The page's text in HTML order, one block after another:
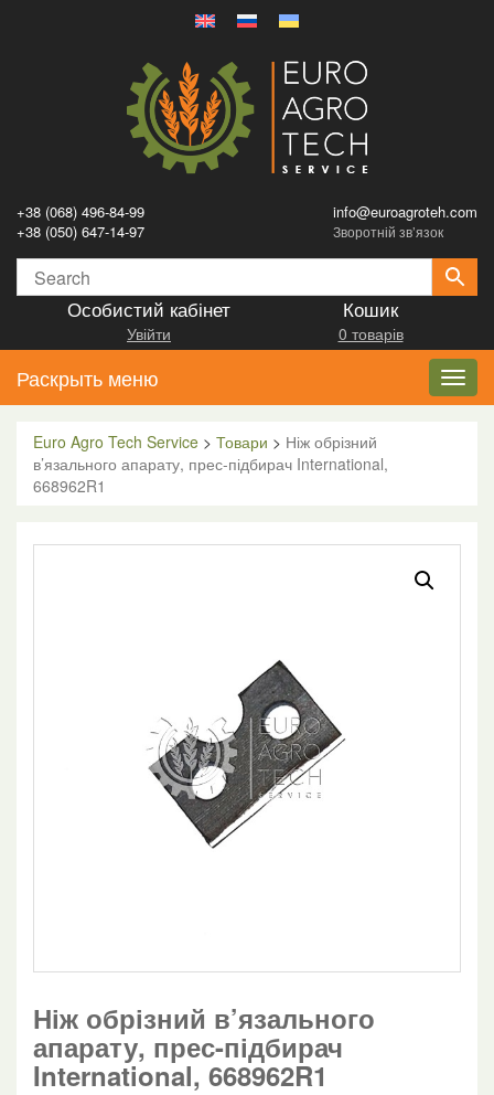
+38 (068) 496-84-99
+38 (050) 647-14-97
info@euroagroteh.com
Зворотній зв’язок
Особистий кабінет
Увійти
Кошик
0 товарів
Раскрыть меню
Euro Agro Tech Service > Товари > Ніж обрізний
в’язального апарату, прес-підбирач International,
668962R1
Ніж обрізний в’язального
апарату, прес-підбирач
International, 668962R1